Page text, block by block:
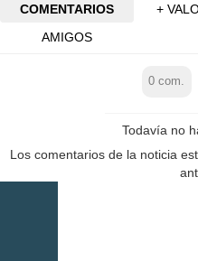
COMENTARIOS
+
AMIGOS
0 com.
Todavía no
Los comentarios de la noticia